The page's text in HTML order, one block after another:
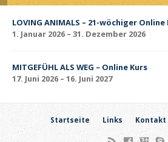
LOVING ANIMALS – 21-wöchiger Online
1. Januar 2026 – 31. Dezember 2026
MITGEFÜHL ALS WEG – Online Kurs
17. Juni 2026 – 16. Juni 2027
Startseite Links Kontakt